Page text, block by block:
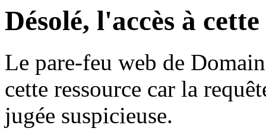
Désolé, l'accès à
Le pare-feu web de
cette ressource car la
jugée suspicieuse.